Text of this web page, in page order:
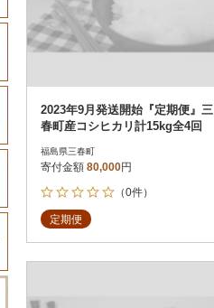
2023年9月発送開始『定期便』三
春町産コシヒカリ計15kg全4回
福島県三春町
寄付金額 80,000円
（0件）
定期便